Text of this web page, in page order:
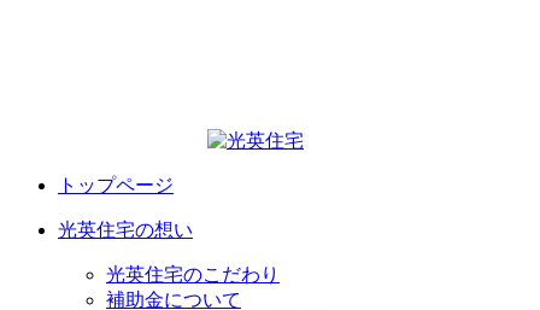
トップページ
光英住宅の想い
光英住宅のこだわり
補助金について